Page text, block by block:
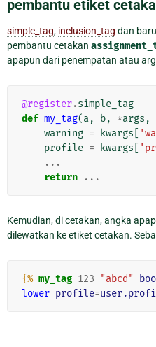
pembantu etiket
simple_tag, inclusion_tag dan
pembantu cetakan
apapun dari penempatan atau
@register.simple_tag
def my_tag(a, b, *args ,
warning = kwargs
profile = kwargs
...
return
...
Kemudian, di cetakan, angka
dilewatkan ke etiket cetakan.
{% my_tag 123 "abcd"
lower profile=